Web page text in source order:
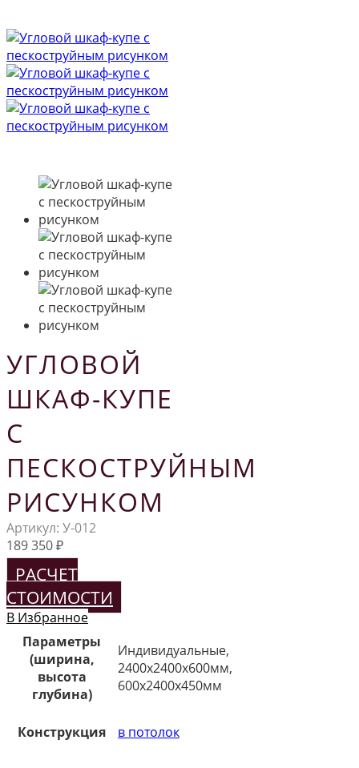
УГЛОВОЙ
ШКАФ-КУПЕ
С
ПЕСКОСТРУЙНЫМ
РИСУНКОМ
Артикул: У-012
189 350₽
РАСЧЕТ
СТОИМОСТИ
В Избранное
Параметры
(ширина,
высота
глубина)
Индивидуальные,
2400х2400х600мм,
600х2400х450мм
Конструкция в потолок